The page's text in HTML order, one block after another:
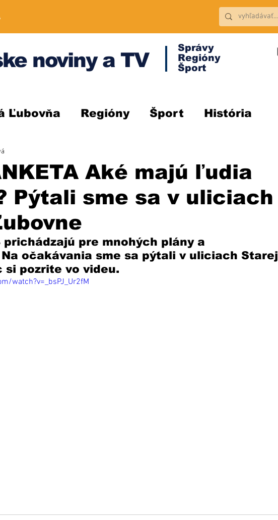
noviny a TV
Správy
Regióny
Šport
Ľubovňa Regióny Šport História
Aké majú ľudia
Pýtali sme sa v uliciach
prichádzajú pre mnohých plány a
očakávania sme sa pýtali v uliciach Starej
si pozrite vo videu.
watch?v=_bsPJ_Ur2fM